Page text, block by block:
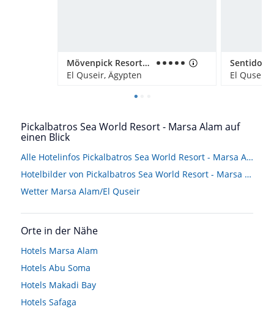
Mövenpick Resort El Quseir
El Quseir, Ägypten
El Quseir,
Pickalbatros Sea World Resort - Marsa Alam auf
einen Blick
Alle Hotelinfos Pickalbatros Sea World Resort - Marsa Alam
Hotelbilder von Pickalbatros Sea World Resort - Marsa Alam
Wetter Marsa Alam/El Quseir
Orte in der Nähe
Hotels Marsa Alam
Hotels Abu Soma
Hotels Makadi Bay
Hotels Safaga